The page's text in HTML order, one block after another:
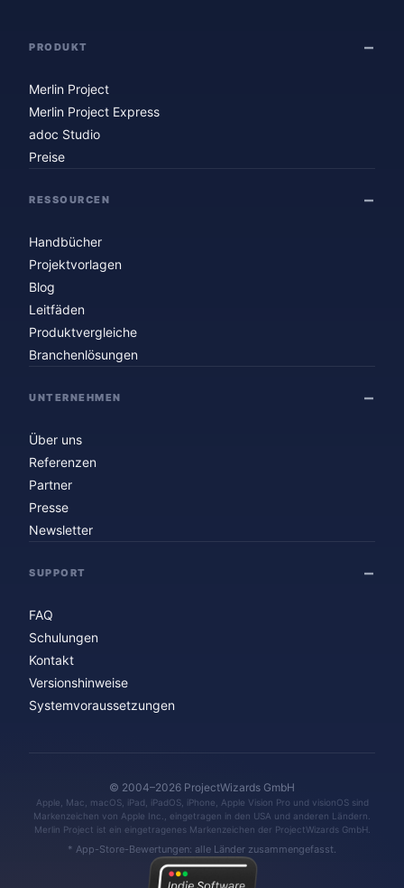
PRODUKT
Merlin Project
Merlin Project Express
adoc Studio
Preise
RESSOURCEN
Handbücher
Projektvorlagen
Blog
Leitfäden
Produktvergleiche
Branchenlösungen
UNTERNEHMEN
Über uns
Referenzen
Partner
Presse
Newsletter
SUPPORT
FAQ
Schulungen
Kontakt
Versionshinweise
Systemvoraussetzungen
© 2004–2026 ProjectWizards GmbH
Apple, Mac, macOS, iPad, iPadOS, iPhone, Apple Vision Pro und visionOS sind
Markenzeichen von Apple Inc., eingetragen in den USA und anderen Ländern.
Merlin Project ist ein eingetragenes Markenzeichen der ProjectWizards GmbH.
* App-Store-Bewertungen: alle Länder zusammengefasst.